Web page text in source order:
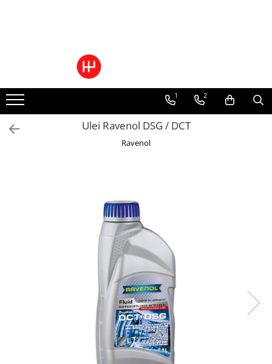
Ulei cutie automata
Filtre cutii automate
1 2
Ulei Ravenol DSG / DCT
Ravenol